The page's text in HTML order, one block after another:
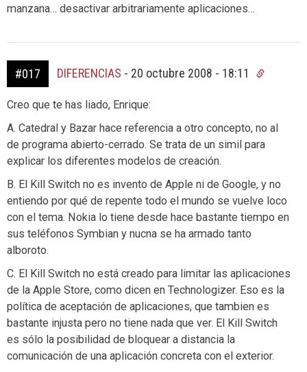
manzana… desactivar arbitrariamente aplicaciones…
#017 DIFERENCIAS - 20 octubre 2008 - 18:11
Creo que te has liado, Enrique:
A. Catedral y Bazar hace referencia a otro concepto, no al
de programa abierto-cerrado. Se trata de un simil para
explicar los diferentes modelos de creación.
B. El Kill Switch no es invento de Apple ni de Google, y no
entiendo por qué de repente todo el mundo se vuelve loco
con el tema. Nokia lo tiene desde hace bastante tiempo en
sus teléfonos Symbian y nucna se ha armado tanto
alboroto.
C. El Kill Switch no está creado para limitar las aplicaciones
de la Apple Store, como dicen en Technologizer. Eso es la
política de aceptación de aplicaciones, que tambien es
bastante injusta pero no tiene nada que ver. El Kill Switch
es sólo la posibilidad de bloquear a distancia la
comunicación de una aplicación concreta con el exterior.